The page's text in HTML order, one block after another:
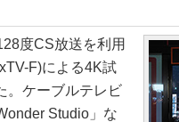
度CS放送を利用
F)による4K試
。ケーブルテレビ
Studio」な